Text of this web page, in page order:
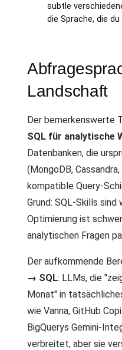
subtle
die Sprache, die
Landschaft
Der bemerkenswerte
SQL für analytische
Datenbanken, die
(MongoDB,
kompatible Query-
Grund: SQL-Skills
Optimierung ist
analytischen Fragen
Der aufkommende
→ SQL: LLMs, die
Monat" in
wie Vanna, GitHub
BigQuerys Gemini-
verbreitet, aber sie